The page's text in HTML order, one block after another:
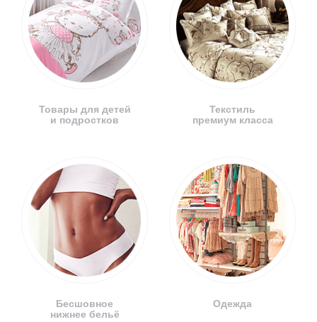
Товары для детей
и подростков
Бесшовное
нижнее бельё
Текстиль
премиум класса
Одежда